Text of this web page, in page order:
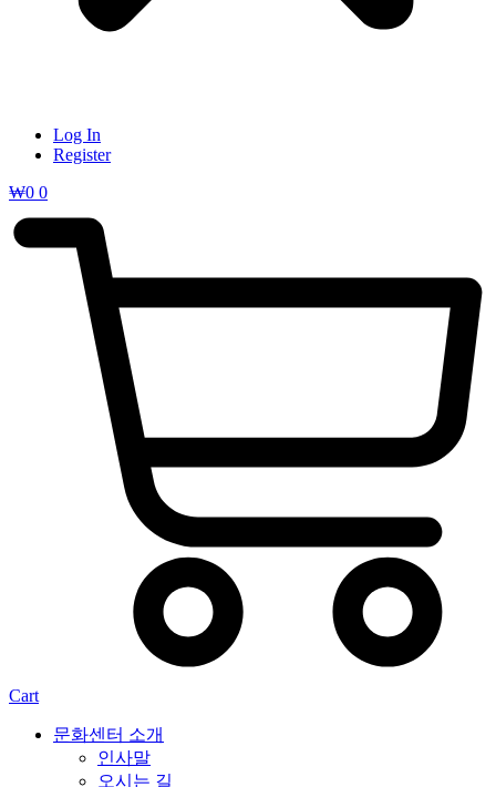
Log In
Register
₩0 0
Cart
문화센터 소개
인사말
오시는 길